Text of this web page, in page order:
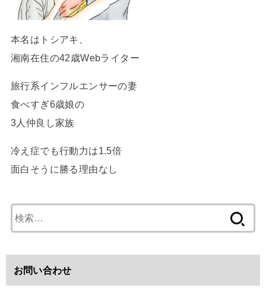
本名はトシアキ、
湘南在住の42歳Webライター
旅行系インフルエンサーの妻
食べすぎ6歳娘の
3人仲良し家族
冷え症でも行動力は1.5倍
面白そうに勝る理由なし
索
お問い合わせ